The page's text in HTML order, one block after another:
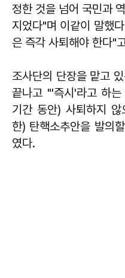
정한 것을 넘어 국민과
지었다"며 이같이 말했
은 즉각 사퇴해야 한다"
조사단의 단장을 맡고
끝나고 "'즉시'라고 하
기간 동안) 사퇴하지
한) 탄핵소추안을 발의
였다.